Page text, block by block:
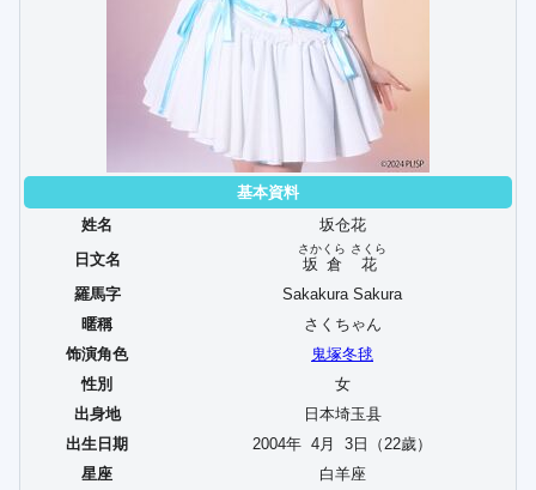
基本資料
姓名
坂仓花
日文名
坂倉
さかくら
花
さくら
羅馬字
Sakakura Sakura
暱稱
さくちゃん
饰演角色
鬼塚冬毬
性別
女
出身地
日本埼玉县
出生日期
2004年 4月 3日（22歲）
星座
白羊座